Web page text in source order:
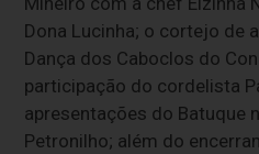
Dona Lucinha; o cortejo de
Dança dos Caboclos do
participação do cordelista
apresentações do Batuque
Petronilho; além do